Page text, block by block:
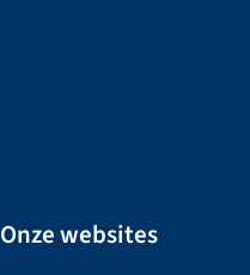
Onze websites